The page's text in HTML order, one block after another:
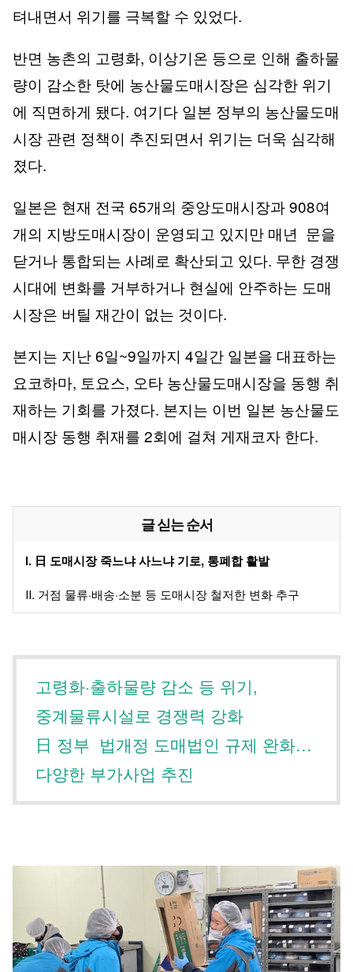
텨내면서 위기를 극복할 수 있었다.
반면 농촌의 고령화, 이상기온 등으로 인해 출하물
량이 감소한 탓에 농산물도매시장은 심각한 위기
에 직면하게 됐다. 여기다 일본 정부의 농산물도매
시장 관련 정책이 추진되면서 위기는 더욱 심각해
졌다.
일본은 현재 전국 65개의 중앙도매시장과 908여
개의 지방도매시장이 운영되고 있지만 매년 문을
닫거나 통합되는 사례로 확산되고 있다. 무한 경쟁
시대에 변화를 거부하거나 현실에 안주하는 도매
시장은 버틸 재간이 없는 것이다.
본지는 지난 6일~9일까지 4일간 일본을 대표하는
요코하마, 토요스, 오타 농산물도매시장을 동행 취
재하는 기회를 가졌다. 본지는 이번 일본 농산물도
매시장 동행 취재를 2회에 걸쳐 게재코자 한다.
글 싣는 순서
Ⅰ. 日 도매시장 죽느냐 사느냐 기로, 통폐합 활발
Ⅱ. 거점 물류·배송·소분 등 도매시장 철저한 변화 추구
고령화·출하물량 감소 등 위기,
중계물류시설로 경쟁력 강화
日 정부 법개정 도매법인 규제 완화…
다양한 부가사업 추진